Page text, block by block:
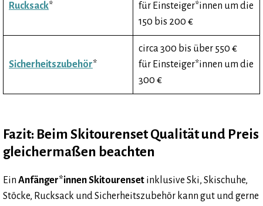
Rucksack*
für Einsteiger*innen um die
150 bis 200 €
Sicherheitszubehör*
circa 300 bis über 550 €
für Einsteiger*innen um die
300 €
Fazit: Beim Skitourenset Qualität und Preis
gleichermaßen beachten
Ein Anfänger*innen Skitourenset inklusive Ski, Skischuhe,
Stöcke, Rucksack und Sicherheitszubehör kann gut und gerne